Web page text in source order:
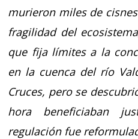
murieron miles de
fragilidad del
que fija límites a la
en la cuenca del río
Cruces, pero se
hora beneficiaban
regulación fue